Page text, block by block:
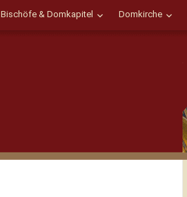
Bischöfe & Domkapitel Domkirche